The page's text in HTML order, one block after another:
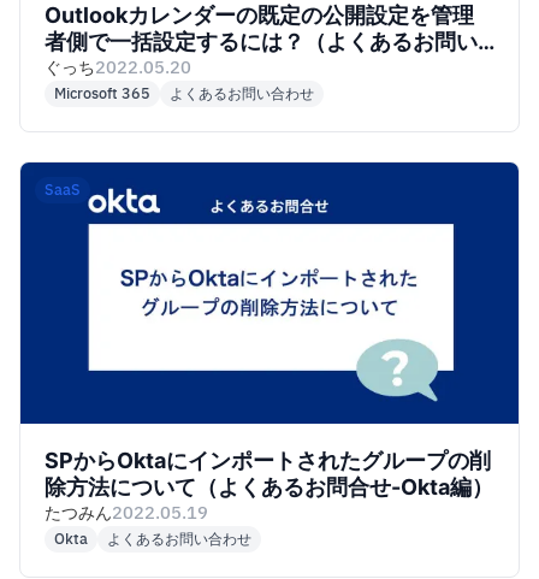
Outlookカレンダーの既定の公開設定を管理
者側で一括設定するには？（よくあるお問い
合わせ-マイクロソフト製品編）
ぐっち2022.05.20
Microsoft 365 よくあるお問い合わせ
SaaS
SPからOktaにインポートされたグループの削
除方法について（よくあるお問合せ-Okta編）
たつみん2022.05.19
Okta よくあるお問い合わせ